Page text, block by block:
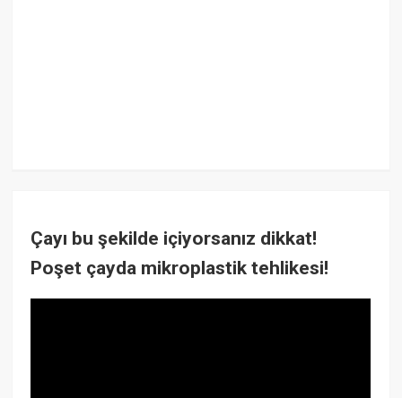
Çayı bu şekilde içiyorsanız dikkat!
Poşet çayda mikroplastik tehlikesi!